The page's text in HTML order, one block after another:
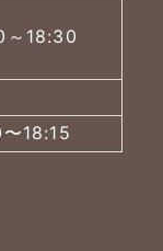
～18:30
18:15